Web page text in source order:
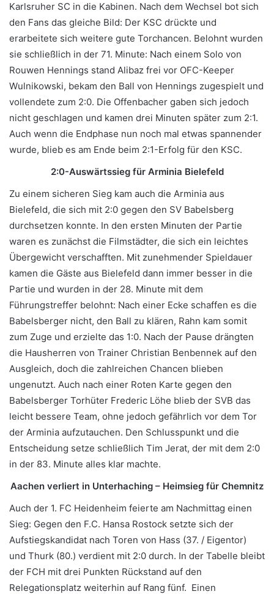
Karlsruher SC in die Kabinen. Nach dem Wechsel bot sich
den Fans das gleiche Bild: Der KSC drückte und
erarbeitete sich weitere gute Torchancen. Belohnt wurden
sie schließlich in der 71. Minute: Nach einem Solo von
Rouwen Hennings stand Alibaz frei vor OFC-Keeper
Wulnikowski, bekam den Ball von Hennings zugespielt und
vollendete zum 2:0. Die Offenbacher gaben sich jedoch
nicht geschlagen und kamen drei Minuten später zum 2:1.
Auch wenn die Endphase nun noch mal etwas spannender
wurde, blieb es am Ende beim 2:1-Erfolg für den KSC.
2:0-Auswärtssieg für Arminia Bielefeld
Zu einem sicheren Sieg kam auch die Arminia aus
Bielefeld, die sich mit 2:0 gegen den SV Babelsberg
durchsetzen konnte. In den ersten Minuten der Partie
waren es zunächst die Filmstädter, die sich ein leichtes
Übergewicht verschafften. Mit zunehmender Spieldauer
kamen die Gäste aus Bielefeld dann immer besser in die
Partie und wurden in der 28. Minute mit dem
Führungstreffer belohnt: Nach einer Ecke schaffen es die
Babelsberger nicht, den Ball zu klären, Rahn kam somit
zum Zuge und erzielte das 1:0. Nach der Pause drängten
die Hausherren von Trainer Christian Benbennek auf den
Ausgleich, doch die zahlreichen Chancen blieben
ungenutzt. Auch nach einer Roten Karte gegen den
Babelsberger Torhüter Frederic Löhe blieb der SVB das
leicht bessere Team, ohne jedoch gefährlich vor dem Tor
der Arminia aufzutauchen. Den Schlusspunkt und die
Entscheidung setze schließlich Tim Jerat, der mit dem 2:0
in der 83. Minute alles klar machte.
Aachen verliert in Unterhaching – Heimsieg für Chemnitz
Auch der 1. FC Heidenheim feierte am Nachmittag einen
Sieg: Gegen den F.C. Hansa Rostock setzte sich der
Aufstiegskandidat nach Toren von Hass (37. / Eigentor)
und Thurk (80.) verdient mit 2:0 durch. In der Tabelle bleibt
der FCH mit drei Punkten Rückstand auf den
Relegationsplatz weiterhin auf Rang fünf. Einen